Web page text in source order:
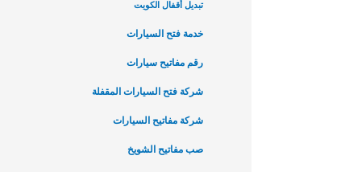
تبديل أقفال الكويت
خدمة فتح السيارات
رقم مفاتيح سيارات
شركة فتح السيارات المقفلة
شركة مفاتيح السيارات
صب مفاتيح الشويخ